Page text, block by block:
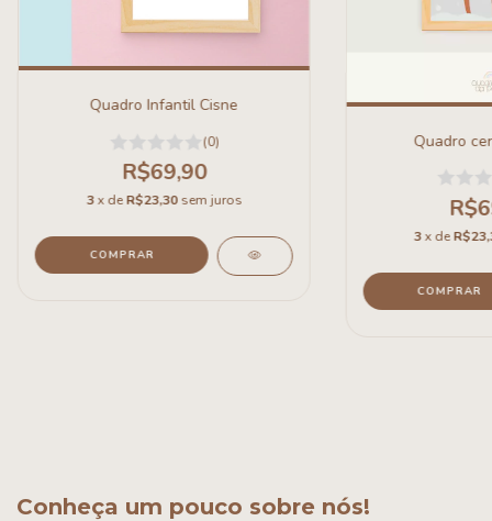
Quadro Infantil Cisne
(0)
R$69,90
3 x deR$23,30 sem juros
COMPRAR
Quadro
3x de
COMPRAR
Conheça um pouco sobre nós!